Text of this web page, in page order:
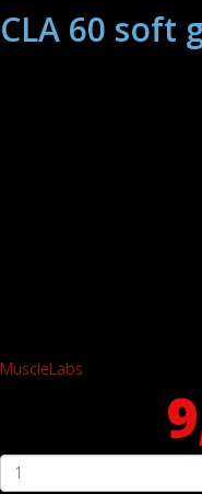
CLA 60 soft
MuscleLabs